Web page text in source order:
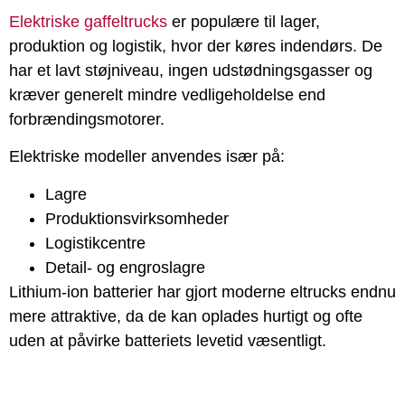
Elektriske gaffeltrucks er populære til lager,
produktion og logistik, hvor der køres indendørs. De
har et lavt støjniveau, ingen udstødningsgasser og
kræver generelt mindre vedligeholdelse end
forbrændingsmotorer.
Elektriske modeller anvendes især på:
Lagre
Produktionsvirksomheder
Logistikcentre
Detail- og engroslagre
Lithium-ion batterier har gjort moderne eltrucks endnu
mere attraktive, da de kan oplades hurtigt og ofte
uden at påvirke batteriets levetid væsentligt.